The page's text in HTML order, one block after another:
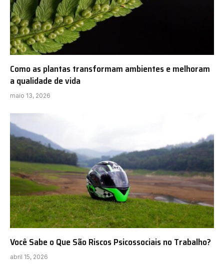
Como as plantas transformam ambientes e melhoram
a qualidade de vida
maio 13, 2026
Você Sabe o Que São Riscos Psicossociais no Trabalho?
abril 15, 2026